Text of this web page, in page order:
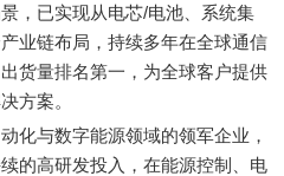
，已实现从电芯/电池、系统集
业链布局，持续多年在全球通信
货量排名第一，为全球客户提供
方案。
与数字能源领域的领军企业，
的高研发投入，在能源控制、电